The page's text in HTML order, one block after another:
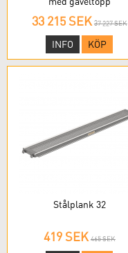
33 215 SEK 37 227 SEK
INFO KÖP
Stålplank 32
419 SEK 465 SEK